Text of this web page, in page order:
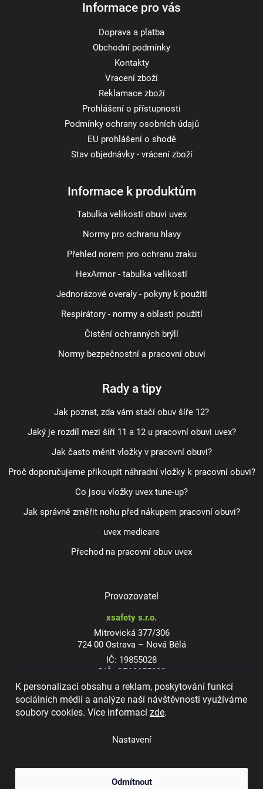
K personalizaci obsahu a reklam, poskytování funkcí
sociálních médií a analýze naší návštěvnosti využíváme
soubory cookies. Více informacízde.
Nastavení
Odmítnout
Informace pro vás
Doprava a platba
Obchodní podmínky
Kontakty
Vracení zboží
Reklamace zboží
Prohlášení o přístupnosti
Podmínky ochrany osobních údajů
EU prohlášení o shodě
Stav objednávky - vrácení zboží
Informace k produktům
Tabulka velikostí obuvi uvex
Normy pro ochranu hlavy
Přehled norem pro ochranu zraku
HexArmor - tabulka velikostí
Jednorázové overaly - pokyny k použití
Respirátory - normy a oblasti použití
Čistění ochranných brýlí
Normy bezpečnostní a pracovní obuvi
Rady a tipy
Jak poznat, zda vám stačí obuv šíře 12?
Jaký je rozdíl mezi šíří 11 a 12 u pracovní obuvi uvex?
Jak často měnit vložky v pracovní obuvi?
Proč doporučujeme přikoupit náhradní vložky k pracovní obuvi?
Co jsou vložky uvex tune-up?
Jak správně změřit nohu před nákupem pracovní obuvi?
uvex medicare
Přechod na pracovní obuv uvex
Provozovatel
xsafety s.r.o.
Mitrovická 377/306
724 00 Ostrava – Nová Bělá
IČ: 19855028
DIČ: CZ19855028
Dioptrické ochranné brýle